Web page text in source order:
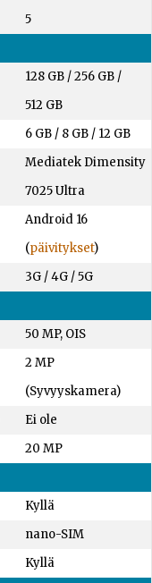
5
128 GB /256 GB /
512 GB
6 GB / 8 GB / 12 GB
Mediatek Dimensity
7025 Ultra
Android 16
(päivitykset)
3G / 4G / 5G
50 MP, OIS
2 MP
(Syvyyskamera)
Ei ole
20 MP
Kyllä
nano-SIM
Kyllä